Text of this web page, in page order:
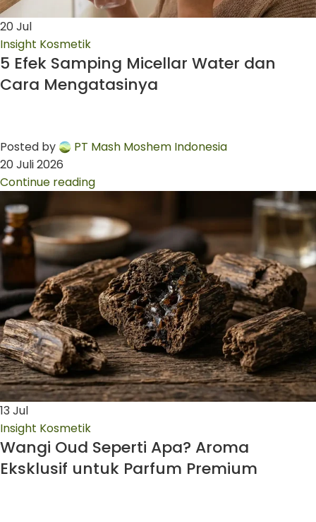
20Jul
Insight Kosmetik
5 Efek Samping Micellar Water dan
Cara Mengatasinya
Posted by
PT Mash Moshem Indonesia
20 Juli 2026
Continue reading
13 Jul
Insight Kosmetik
Wangi Oud Seperti Apa? Aroma
Eksklusif untuk Parfum Premium